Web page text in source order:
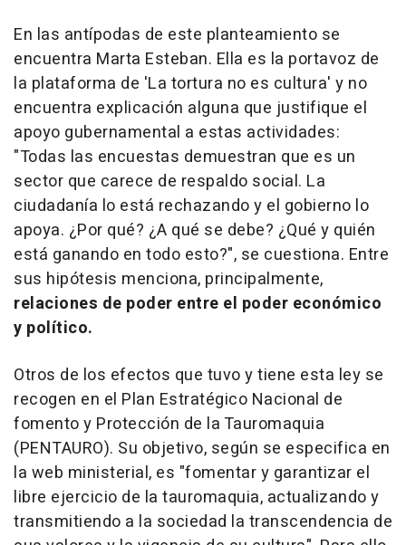
En las antípodas de este planteamiento se
encuentra Marta Esteban. Ella es la portavoz de
la plataforma de 'La tortura no es cultura' y no
encuentra explicación alguna que justifique el
apoyo gubernamental a estas actividades:
"Todas las encuestas demuestran que es un
sector que carece de respaldo social. La
ciudadanía lo está rechazando y el gobierno lo
apoya. ¿Por qué? ¿A qué se debe? ¿Qué y quién
está ganando en todo esto?", se cuestiona. Entre
sus hipótesis menciona, principalmente,
relaciones de poder entre el poder económico
y político.
Otros de los efectos que tuvo y tiene esta ley se
recogen en el Plan Estratégico Nacional de
fomento y Protección de la Tauromaquia
(PENTAURO). Su objetivo, según se especifica en
la web ministerial, es "fomentar y garantizar el
libre ejercicio de la tauromaquia, actualizando y
transmitiendo a la sociedad la transcendencia de